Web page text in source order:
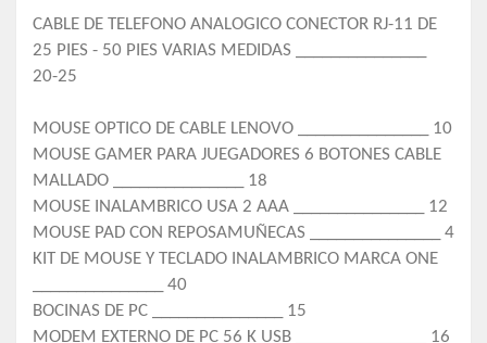
CABLE DE TELEFONO ANALOGICO CONECTOR RJ-11 DE
25 PIES - 50 PIES VARIAS MEDIDAS _______________
20-25
MOUSE OPTICO DE CABLE LENOVO _______________ 10
MOUSE GAMER PARA JUEGADORES 6 BOTONES CABLE
MALLADO _______________ 18
MOUSE INALAMBRICO USA 2 AAA _______________ 12
MOUSE PAD CON REPOSAMUÑECAS _______________ 4
KIT DE MOUSE Y TECLADO INALAMBRICO MARCA ONE
_______________ 40
BOCINAS DE PC _______________ 15
MODEM EXTERNO DE PC 56 K USB _______________ 16